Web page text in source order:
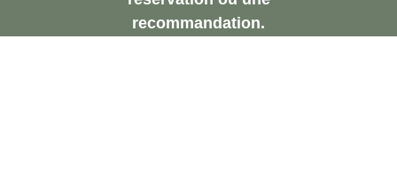
recommandation.